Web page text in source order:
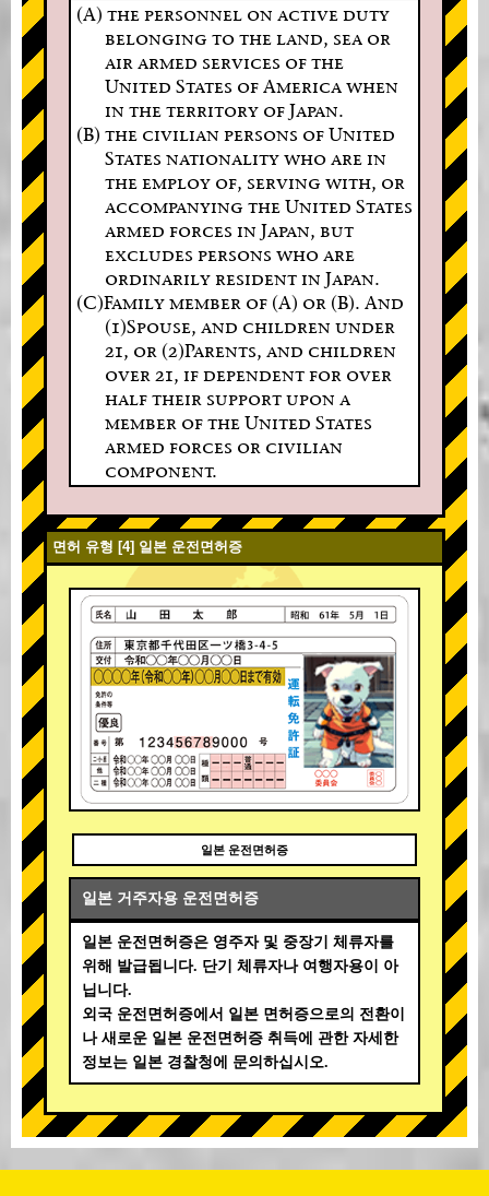
(A) the personnel on active duty
belonging to the land, sea or
air armed services of the
United States of America when
in the territory of Japan.
(B) the civilian persons of United
States nationality who are in
the employ of, serving with, or
accompanying the United States
armed forces in Japan, but
excludes persons who are
ordinarily resident in Japan.
(C)Family member of (A) or (B). And
(1)Spouse, and children under
21, or (2)Parents, and children
over 21, if dependent for over
half their support upon a
member of the United States
armed forces or civilian
component.
면허 유형 [4] 일본 운전면허증
일본 운전면허증
일본 거주자용 운전면허증
일본 운전면허증은 영주자 및 중장기 체류자를
위해 발급됩니다. 단기 체류자나 여행자용이 아
닙니다.
외국 운전면허증에서 일본 면허증으로의 전환이
나 새로운 일본 운전면허증 취득에 관한 자세한
정보는 일본 경찰청에 문의하십시오.